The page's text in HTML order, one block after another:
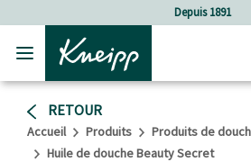
Sauter au contenu du pied de page
Depuis 1891
RETOUR
Accueil Produits Produits de
Huile de douche Beauty Secret